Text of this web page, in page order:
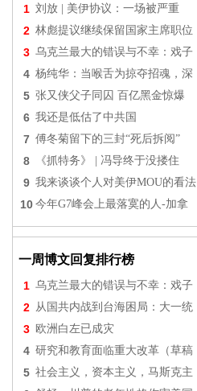
1 刘放 | 美伊协议：一场被严重
2 林彪提议继续保留国家主席职位
3 乌克兰最大的错误与不幸：戏子
4 杨纯华：当喉舌为掠夺招魂，深
5 张又侠父子同囚 百亿黑金惊爆
6 我还是低估了中共国
7 傅冬菊留下的三封“死后拆阅”
8 《抓特务》 | 冯导终于没搂住
9 我来谈谈个人对美伊MOU的看法
10 今年G7峰会上最落寞的人-加拿
一周博文回复排行榜
1 乌克兰最大的错误与不幸：戏子
2 从国共内战到台海困局：大一统
3 欧洲白左已成灾
4 研究和教育面临重大改革（草稿
5 社会主义，资本主义，马斯克主